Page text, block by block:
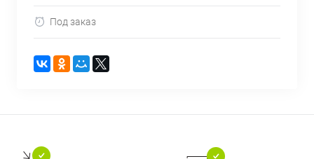
Под заказ